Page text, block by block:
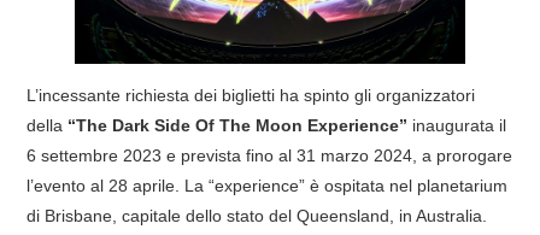
COVER & TRIBUTI
L’incessante richiesta dei biglietti ha spinto gli organizzatori
della “The Dark Side Of The Moon Experience” inaugurata il
6 settembre 2023 e prevista fino al 31 marzo 2024, a prorogare
l’evento al 28 aprile. La “experience” è ospitata nel planetarium
di Brisbane, capitale dello stato del Queensland, in Australia.